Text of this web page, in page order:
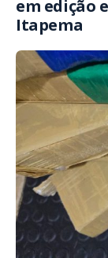
em edição
Itapema